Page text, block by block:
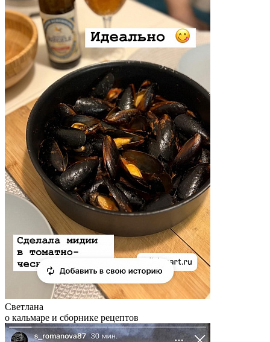
Светлана
о кальмаре и сборнике рецептов